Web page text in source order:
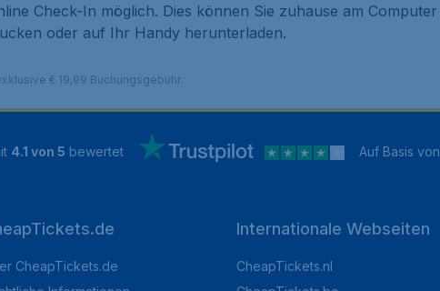
Check-In möglich. Dies können Sie zuhause am
oder auf Ihr Handy herunterladen.
€ 19,99 Buchungsgebühr.
4.1 von 5 bewertet Auf Basis von
CheapTickets.de
Internationale Webseiten
CheapTickets.nl